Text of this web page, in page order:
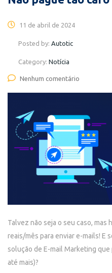
11 de abril de 2024
Posted by: Autotic
Category: Notícia
Nenhum comentário
Talvez não seja o seu caso, mas
reais/mês para enviar e-mails! E
solução de E-mail Marketing
até mais)?